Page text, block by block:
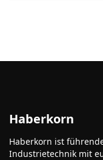
Haberkorn
Haberkorn ist
Industrietechnik mit